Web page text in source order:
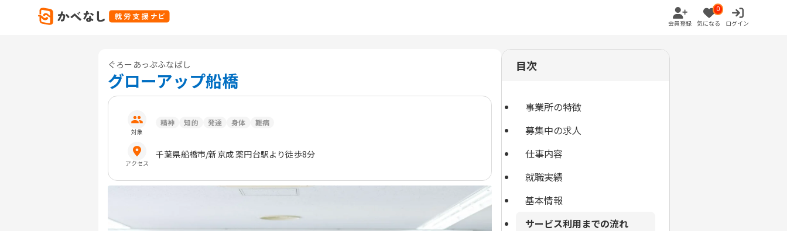
会員登録
0
気になる ログイン
ぐろーあっぷふなばし
グローアップ船橋
対象
精神 知的 発達 身体 難病
アクセス
千葉県船橋市/新京成 薬円台駅より徒歩8分
目次
事業所の特徴
募集中の求人
仕事内容
就職実績
基本情報
サービス利用までの流れ